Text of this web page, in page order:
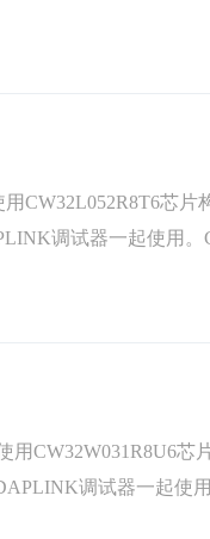
CW32L052R8T6芯
调试器一起使用。
用CW32W031R8U6
调试器一起使